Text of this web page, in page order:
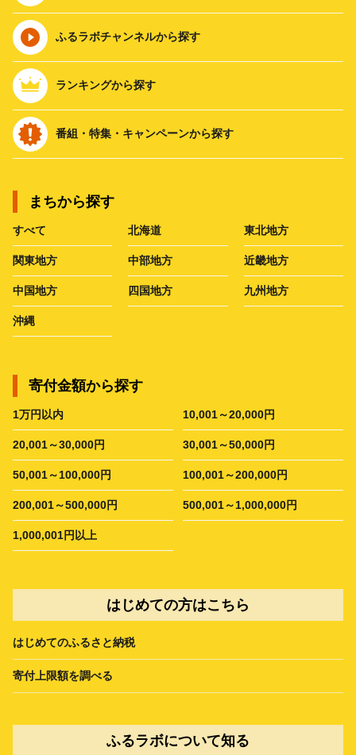
ふるラボチャンネルから探す
ランキングから探す
番組・特集・キャンペーンから探す
まちから探す
すべて 北海道 東北地方
関東地方 中部地方 近畿地方
中国地方 四国地方 九州地方
沖縄
寄付金額から探す
1万円以内 10,001～20,000円
20,001～30,000円 30,001～50,000円
50,001～100,000円 100,001～200,000円
200,001～500,000円 500,001～1,000,000円
1,000,001円以上
はじめての方はこちら
はじめてのふるさと納税
寄付上限額を調べる
ふるラボについて知る